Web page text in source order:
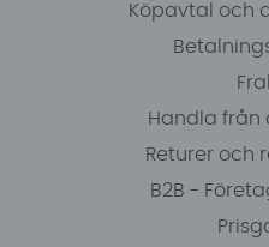
Köpavtal och
Handla från
Returer och
B2B -